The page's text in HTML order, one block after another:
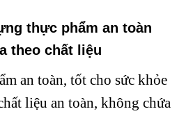
thực phẩm an toàn
theo chất liệu
an toàn, tốt cho sức khỏe
liệu an toàn, không chứa